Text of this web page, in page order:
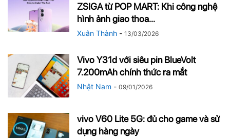
ZSIGA từ POP MART: Khi công nghệ
hình ảnh giao thoa...
Xuân Thành - 13/03/2026
Vivo Y31d với siêu pin BlueVolt
7.200mAh chính thức ra mắt
Nhật Nam - 09/01/2026
vivo V60 Lite 5G: đủ cho game và sử
dụng hàng ngày